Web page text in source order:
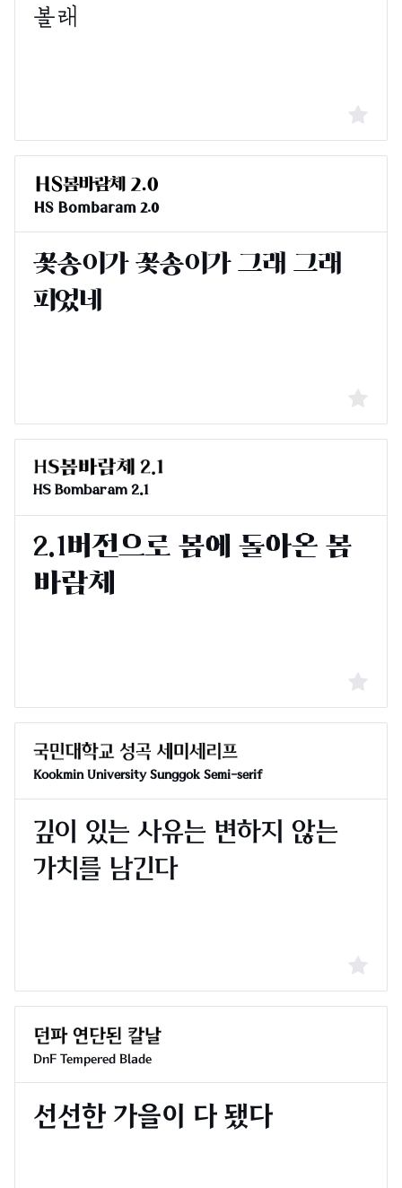
HS Bombaram 2.0
HS Bombaram 2.1
Kookmin University Sunggok Semi-serif
DnF Tempered Blade